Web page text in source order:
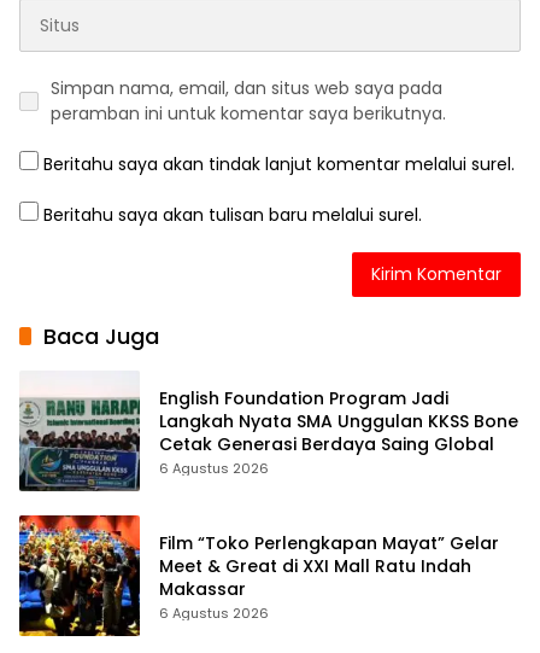
Simpan nama, email, dan situs web saya pada
peramban ini untuk komentar saya berikutnya.
Beritahu saya akan tindak lanjut komentar melalui surel.
Beritahu saya akan tulisan baru melalui surel.
Baca Juga
English Foundation Program Jadi
Langkah Nyata SMA Unggulan KKSS Bone
Cetak Generasi Berdaya Saing Global
6 Agustus 2026
Film “Toko Perlengkapan Mayat” Gelar
Meet & Great di XXI Mall Ratu Indah
Makassar
6 Agustus 2026